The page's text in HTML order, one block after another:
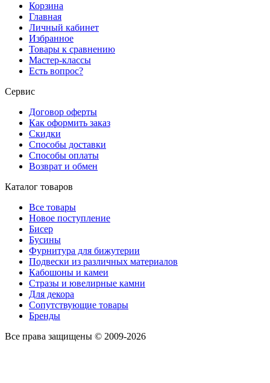
Корзина
Главная
Личный кабинет
Избранное
Товары к сравнению
Мастер-классы
Есть вопрос?
Сервис
Договор оферты
Как оформить заказ
Скидки
Способы доставки
Способы оплаты
Возврат и обмен
Каталог товаров
Все товары
Новое поступление
Бисер
Бусины
Фурнитура для бижутерии
Подвески из различных материалов
Кабошоны и камеи
Стразы и ювелирные камни
Для декора
Сопутствующие товары
Бренды
Все права защищены © 2009-2026